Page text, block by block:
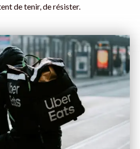
de tenir, de résister.